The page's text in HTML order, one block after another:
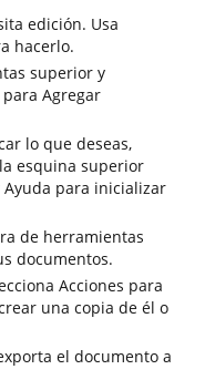
edición. Usa
hacerlo.
superior y
Agregar
lo que deseas,
esquina superior
para inicializar
de herramientas
documentos.
Acciones para
una copia de él o
el documento a